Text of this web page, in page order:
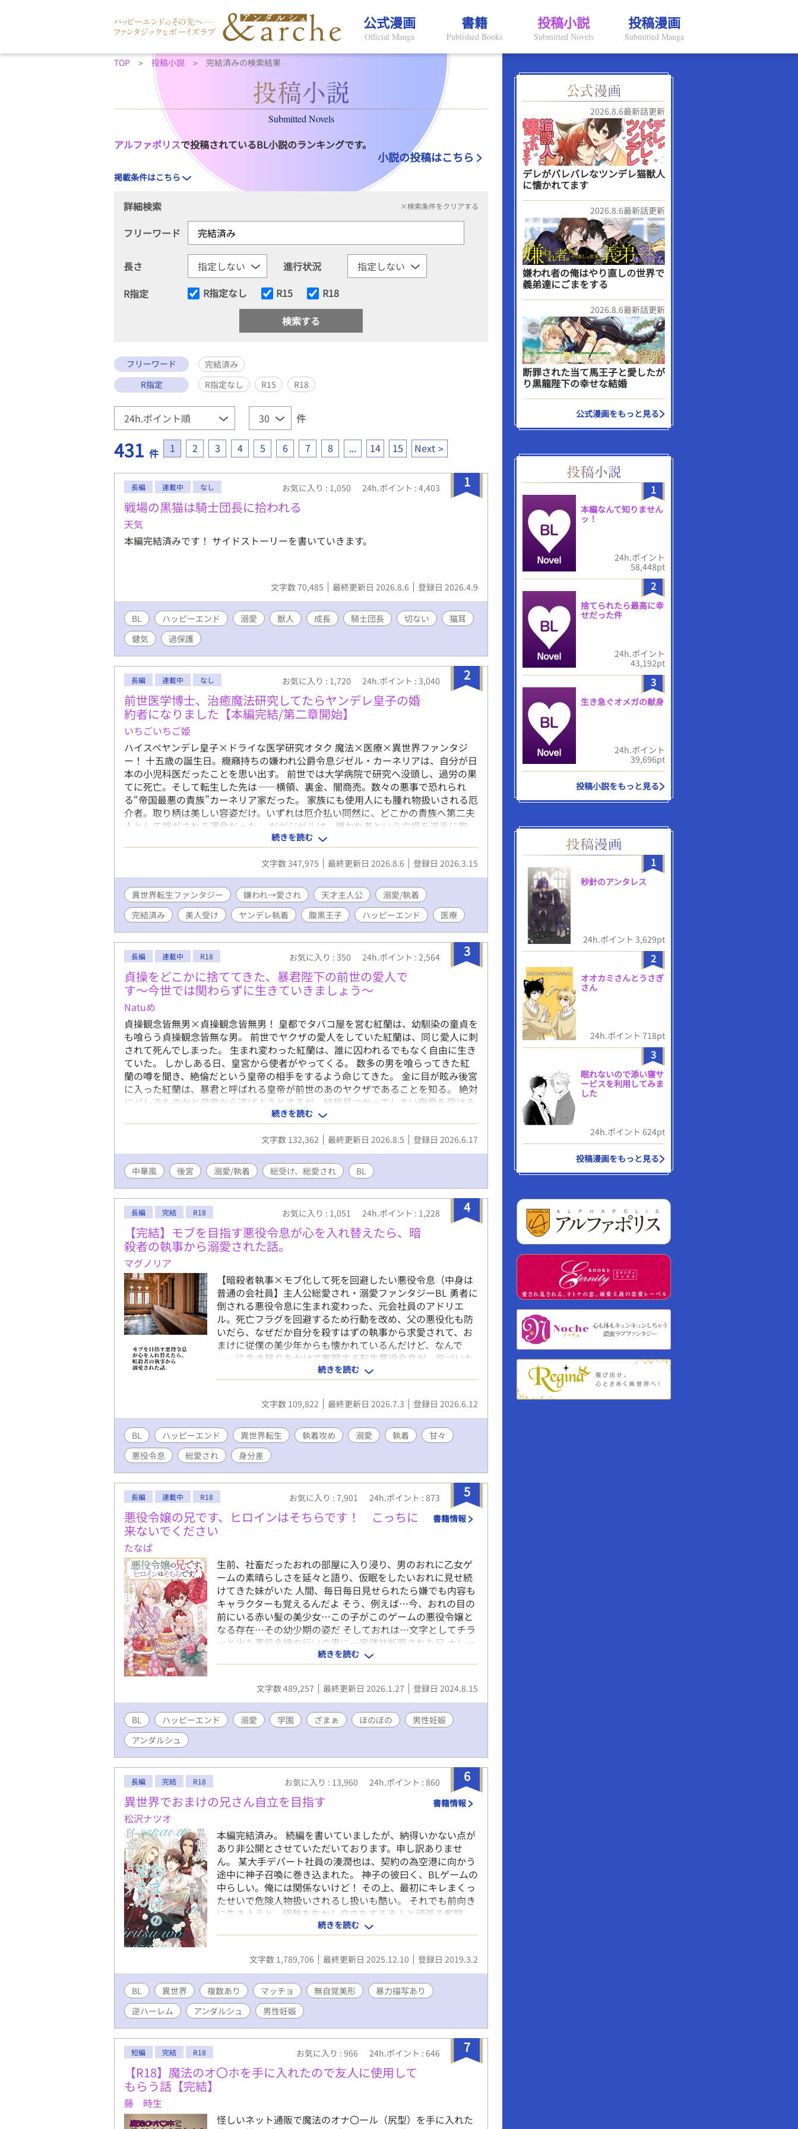
公式漫画
Official Manga
書籍
Published Books
投稿小説
Submitted Novels
投稿漫画
Submitted Manga
TOP 投稿小説 完結済みの検索結果
Submitted Novels
アルファポリスで投稿されているBL小説のランキングです。
小説の投稿はこちら
掲載条件はこちら
詳細検索 ×検索条件をクリアする
フリーワード
長さ
進行状況
R指定
R指定なし R15 R18
フリーワード
完結済み
R指定
R指定なし R15 R18
件
431 件 1 2 3 4 5 6 7 8 ... 14 15 Next
1
長編 連載中 なし お気に入り : 1,050 24h.ポイント : 4,403
戦場の黒猫は騎士団長に拾われる
天気
本編完結済みです！ サイドストーリーを書いていきます。
文字数 70,485 最終更新日 2026.8.6 登録日 2026.4.9
BL ハッピーエンド 溺愛 獣人 成長 騎士団長 切ない
猫耳
健気
過保護
2
長編 連載中 なし お気に入り : 1,720 24h.ポイント : 3,040
前世医学博士、治癒魔法研究してたらヤンデレ皇子の婚
約者になりました【本編完結/第二章開始】
いちごいちご姫
ハイスペヤンデレ皇子×ドライな医学研究オタク 魔法×医療×異世界ファンタジ
ー！ 十五歳の誕生日。癇癪持ちの嫌われ公爵令息ジゼル・カーネリアは、自分が日
本の小児科医だったことを思い出す。 前世では大学病院で研究へ没頭し、過労の果
てに死亡。そして転生した先は――横領、裏金、闇商売。数々の悪事で恐れられ
る“帝国最悪の貴族”カーネリア家だった。 家族にも使用人にも腫れ物扱いされる厄
介者。取り柄は美しい容姿だけ。いずれは厄介払い同然に、どこかの貴族へ第二夫
人として嫁がされる運命だった。 だがジゼルは、嫌われ者という立場を逆手に取
り、自室へ引きこもって治癒魔法研究を始める。その画期的な研究成果は、やがて
帝国中を巻き込み、多くの人々の運命を変えていく。 そしてなぜか、彼へ異常な執
着を向ける男たちまで現れ始めて……？ 「君が十八歳になったら、すぐに結婚しよ
う」 「お前は生涯、兄の隣で過ごしなさい」 「君が自由でいられるなら、僕はど
うなってもいい」 ジゼルを手に入れようと奔走する男達、教会の陰謀、謎の感染
症。前世の医学知識と治癒魔法を武器に、ジゼルは帝国の医療と己の運命を変えて
いく。 【第二部】 帝国の常識を覆す事件を解決し、第一皇子カイラスとの婚約も
決まったジゼル。カーネリア家の名誉も回復し、ようやく平穏な日々が訪れる――
はずだった。 「忙しい！ とにかく時間がない！！」 診療所、アカデミー、医療
改革、研究、そして皇太子妃教育。カイラスとの甘い婚約生活どころか、ゆっくり
会う時間すらない。側妃の座を狙う貴族たちの思惑や新聞社の誹謗中傷にも振り回
され、慌ただしい毎日を送っていた。 「すごーい、お仕事熱心なんですね。僕だっ
たらカイラス様より優先することなんてないけどな」 そんななか、「聖女の生まれ
変わり」を名乗る美しい少年ルカ・アステルが現れ、カイラスへ異常な執着を見せ
始める。 そして海の向こうでは、一つの事件が静かに動き始めていた。 「これで
お前は何者でもない。窮屈な立場など捨てて俺の番になれ」 医療、政治、恋愛、そ
して海を舞台にした新たな冒険。研究一筋の元小児科医は、大切な人を守るため、
再び帝国を揺るがす運命へ飛び込んでいく。
続きを読む
文字数 347,975 最終更新日 2026.8.6 登録日 2026.3.15
異世界転生ファンタジー 嫌われ→愛され 天才主人公
溺愛/執着
完結済み
美人受け ヤンデレ執着 腹黒王子 ハッピーエンド 医療
3
長編 連載中 R18 お気に入り : 350 24h.ポイント : 2,564
貞操をどこかに捨ててきた、暴君陛下の前世の愛人で
す〜今世では関わらずに生きていきましょう〜
Natuめ
貞操観念皆無男×貞操観念皆無男！ 皇都でタバコ屋を営む紅蘭は、幼馴染の童貞を
も喰らう貞操観念皆無な男。 前世でヤクザの愛人をしていた紅蘭は、同じ愛人に刺
されて死んでしまった。 生まれ変わった紅蘭は、誰に囚われるでもなく自由に生き
ていた。 しかしある日、皇宮から使者がやってくる。 数多の男を喰らってきた紅
蘭の噂を聞き、絶倫だという皇帝の相手をするよう命じてきた。 金に目が眩み後宮
に入った紅蘭は、暴君と呼ばれる皇帝が前世のあのヤクザであることを知る。 絶対
にバレるものかと皇帝から逃げようとするが、結局見つかってしまい寵愛を受ける
はめに！ さっさと金貨をもらって後宮を去りたい紅蘭と、紅蘭を逃しまいとする皇
帝の、貞操観念皆無な物語！ ※主人公、皇帝共に不特定多数と肉体関係を持つ描写
があります。 ※男女の肉体関係を示唆する内容があります。 ※中華【風】なだけの
オリジナルな世界観のお話です。 ※一度完結済みにしましたが、他サイトにて続き
を見たいのお声をいただけたことと、自分自身も書きたい場面があったため続きま
した。 今後は満足いくまで完結にはしませんので、ご安心ください。
続きを読む
文字数 132,362 最終更新日 2026.8.5 登録日 2026.6.17
中華風 後宮 溺愛/執着 総受け、総愛され BL
4
長編 完結 R18 お気に入り : 1,051 24h.ポイント : 1,228
【完結】モブを目指す悪役令息が心を入れ替えたら、暗
殺者の執事から溺愛された話。
マグノリア
【暗殺者執事×モブ化して死を回避したい悪役令息（中身は
普通の会社員】主人公総愛され・溺愛ファンタジーBL 勇者に
倒される悪役令息に生まれ変わった、元会社員のアドリエ
ル。死亡フラグを回避するため行動を改め、父の悪役化も防
いだら、なぜだか自分を殺すはずの執事から求愛されて、お
まけに従僕の美少年からも懐かれているんだけど、なんで
――!? 生き残りをかけて奮闘する転生悪役令息が、気づいた
ら真実の愛を手にしていて、幸せになるお話です。 総受けに
見える展開が含まれますが、最終的に主人公とくっつくのは
執事ひとりだけです。 性描写のあるエピソードには（☆）を
付けております。 アルファポリス様の独占公開・最新作で
ろしくお願いいたします！ ※本編完結済み。今後は、後日
談・番外編を不定期に投稿します。 ※番外編・第一弾としま
して、完結記念SS『プレゼントは僕だった』を更新しまし
た。
続きを読む
文字数 109,822 最終更新日 2026.7.3 登録日 2026.6.12
BL ハッピーエンド 異世界転生 執着攻め 溺愛 執着
甘々
悪役令息
総愛され 身分差
5
長編 連載中 R18 お気に入り : 7,901 24h.ポイント : 873
悪役令嬢の兄です、ヒロインはそちらです！ こっちに
来ないでください
たなぱ
書籍情報
生前、社畜だったおれの部屋に入り浸り、男のおれに乙女ゲ
ームの素晴らしさを延々と語り、仮眠をしたいおれに見せ続
けてきた妹がいた 人間、毎日毎日見せられたら嫌でも内容も
キャラクターも覚えるんだよ そう、例えば…今、おれの目の
前にいる赤い髪の美少女…この子がこのゲームの悪役令嬢と
なる存在…その幼少期の姿だ そしておれは…文字としてチラ
ッと出た悪役令嬢の行いの果に一家諸共断罪された兄 ナレー
ションに 『悪役令嬢の兄もまた死に絶えました』 その一言で
説明を片付けられ、それしか登場しない存在…そんな悪役令
嬢の兄に転生してしまったのだ 社畜に優しくない転生先でお
れはどう生きていくのだろう 腹黒？攻略対象×悪役令嬢の兄
て頂きました✨️かなり加筆しまくりましたので楽しんで頂け
定です！ あと、変わらずこそこそ第二部準備中！
続きを読む
文字数 489,257 最終更新日 2026.1.27 登録日 2024.8.15
BL ハッピーエンド 溺愛 学園 ざまぁ ほのぼの
男性妊娠
アンダルシュ
6
長編 完結 R18 お気に入り : 13,960 24h.ポイント : 860
異世界でおまけの兄さん自立を目指す
松沢ナツオ
書籍情報
本編完結済み。 続編を書いていましたが、納得いかない点が
あり非公開とさせていただいております。申し訳ありませ
ん。 某大手デパート社員の湊潤也は、契約の為空港に向かう
途中に神子召喚に巻き込まれた。 神子の彼曰く、BLゲームの
中らしい。俺には関係ないけど！ その上、最初にキレまくっ
たせいで危険人物扱いされるし扱いも酷い。 それでも前向き
に生きようと、経験を生かし自立をするぞ！と頑張る奮闘
記。 主人公がたまに歌う場面がありますが、歌詞を書く予定
はありません。読みながら脳内に再生された歌で補完をお願
いします。 作中、予告なく男性妊娠の表現あり。 暴力表現も
出て来ます。苦手な方は回避を御願いします。 改稿しており
ます。
続きを読む
文字数 1,789,706 最終更新日 2025.12.10 登録日 2019.3.2
BL 異世界 複数あり マッチョ 無自覚美形
暴力描写あり
逆ハーレム
アンダルシュ 男性妊娠
7
短編 完結 R18 お気に入り : 966 24h.ポイント : 646
【R18】魔法のオ〇ホを手に入れたので友人に使用して
もらう話【完結】
藤 時生
怪しいネット通販で魔法のオナ〇ール（尻型）を手に入れた
2026.8.6最新話更新
デレがバレバレなツンデレ猫獣人
に懐かれてます
2026.8.6最新話更新
嫌われ者の俺はやり直しの世界で
義弟達にごまをする
2026.8.6最新話更新
断罪された当て馬王子と愛したが
り黒龍陛下の幸せな結婚
公式漫画をもっと見る
1
本編なんて知りません
ッ！
24h.ポイント
58,448pt
2
捨てられたら最高に幸
せだった件
24h.ポイント
43,192pt
3
生き急ぐオメガの献身
24h.ポイント
39,696pt
投稿小説をもっと見る
1
秒針のアンタレス
24h.ポイント 3,629pt
2
オオカミさんとうさぎ
さん
24h.ポイント 718pt
3
眠れないので添い寝サ
ービスを利用してみま
した
24h.ポイント 624pt
投稿漫画をもっと見る